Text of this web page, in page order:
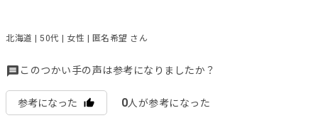
北海道 | 50代 | 女性 | 匿名希望 さん
このつかい手の声は参考になりましたか？
参考になった 0人が参考になった